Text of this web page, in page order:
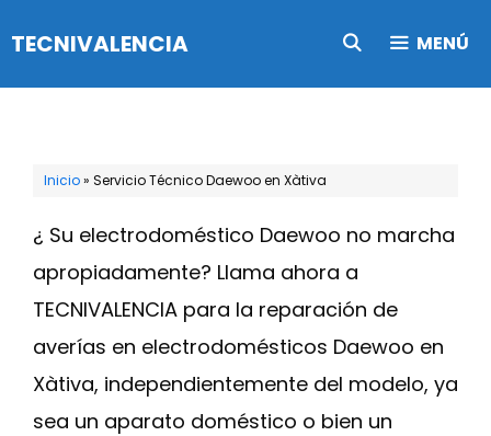
al
contenido
TECNIVALENCIA MENÚ
Inicio» Servicio Técnico Daewoo en Xàtiva
¿ Su electrodoméstico Daewoo no marcha
apropiadamente? Llama ahora a
TECNIVALENCIA para la reparación de
averías en electrodomésticos Daewoo en
Xàtiva, independientemente del modelo, ya
sea un aparato doméstico o bien un